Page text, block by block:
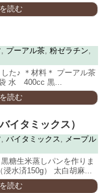
読む
, プーアル茶, 粉ゼラチン,
た♪ ＊材料＊ プーアル茶
水 400cc 黒...
読む
イタミックス）
, バイタミックス, メープル
糖生米蒸しパンを作りま
水済150g） 太白胡麻...
読む